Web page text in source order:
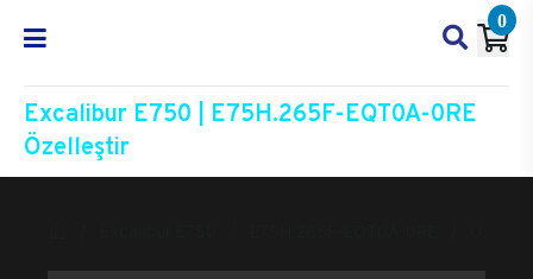
0
Excalibur E750 | E75H.265F-EQT0A-0RE
Özelleştir